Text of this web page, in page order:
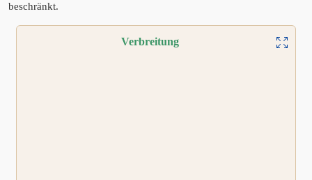
beschränkt.
Verbreitung